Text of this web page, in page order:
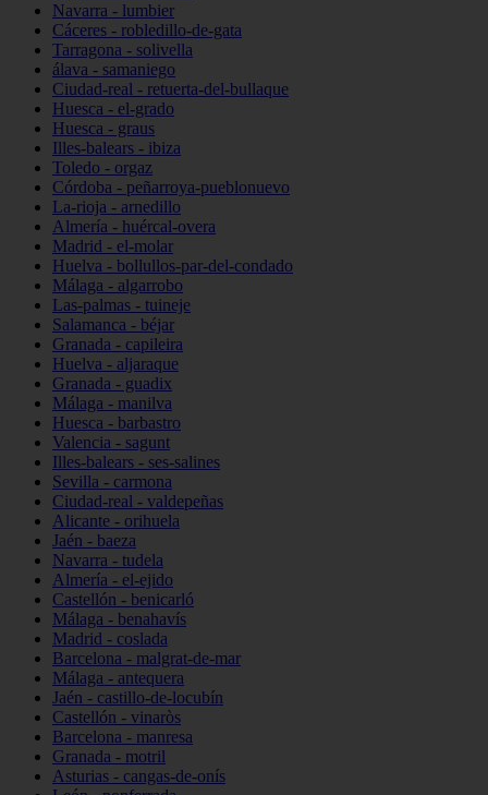
Navarra - lumbier
Cáceres - robledillo-de-gata
Tarragona - solivella
álava - samaniego
Ciudad-real - retuerta-del-bullaque
Huesca - el-grado
Huesca - graus
Illes-balears - ibiza
Toledo - orgaz
Córdoba - peñarroya-pueblonuevo
La-rioja - arnedillo
Almería - huércal-overa
Madrid - el-molar
Huelva - bollullos-par-del-condado
Málaga - algarrobo
Las-palmas - tuineje
Salamanca - béjar
Granada - capileira
Huelva - aljaraque
Granada - guadix
Málaga - manilva
Huesca - barbastro
Valencia - sagunt
Illes-balears - ses-salines
Sevilla - carmona
Ciudad-real - valdepeñas
Alicante - orihuela
Jaén - baeza
Navarra - tudela
Almería - el-ejido
Castellón - benicarló
Málaga - benahavís
Madrid - coslada
Barcelona - malgrat-de-mar
Málaga - antequera
Jaén - castillo-de-locubín
Castellón - vinaròs
Barcelona - manresa
Granada - motril
Asturias - cangas-de-onís